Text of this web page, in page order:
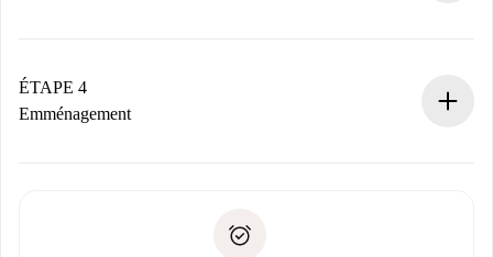
contact avec le propriétaire.
Si refusé : aucun prélèvement et nous vous proposerons
Justificatif de solvabilité
ÉTAPE 4
Emménagement
uniquement si aucun problème n'est signalé.